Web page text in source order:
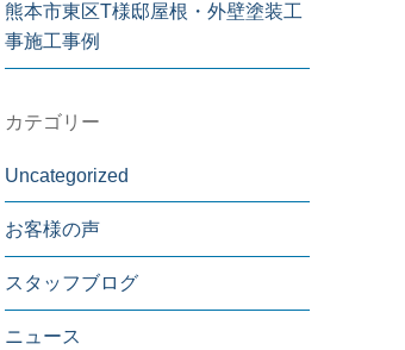
熊本市東区T様邸屋根・外壁塗装工
事施工事例
カテゴリー
Uncategorized
お客様の声
スタッフブログ
ニュース